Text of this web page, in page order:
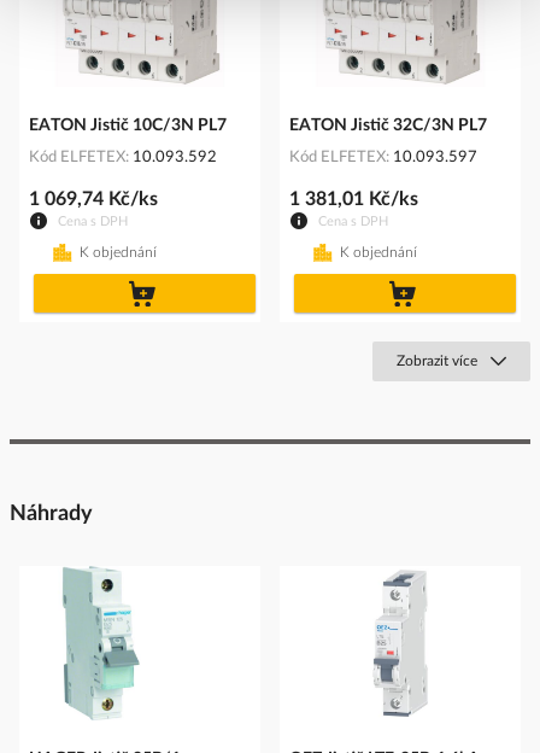
EATON Jistič 10C/3N PL7
Kód ELFETEX 10.093.592
Cena s DPH
1 069,74 Kč/ks
K objednání
EATON Jistič 32C/3N PL7
Kód ELFETEX 10.093.597
Cena s DPH
1 381,01 Kč/ks
K objednání
Zobrazit více
Náhrady